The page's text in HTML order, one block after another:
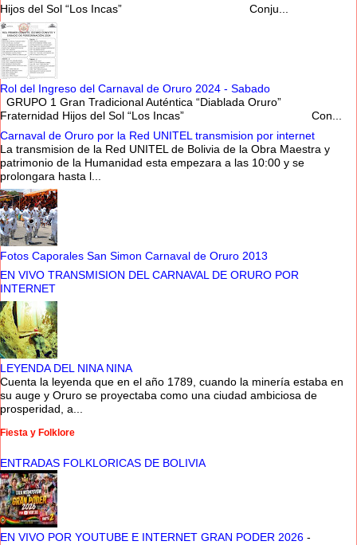
Hijos del Sol “Los Incas” Conju...
Rol del Ingreso del Carnaval de Oruro 2024 - Sabado
GRUPO 1 Gran Tradicional Auténtica “Diablada Oruro”
Fraternidad Hijos del Sol “Los Incas” Con...
Carnaval de Oruro por la Red UNITEL transmision por internet
La transmision de la Red UNITEL de Bolivia de la Obra Maestra y
patrimonio de la Humanidad esta empezara a las 10:00 y se
prolongara hasta l...
Fotos Caporales San Simon Carnaval de Oruro 2013
EN VIVO TRANSMISION DEL CARNAVAL DE ORURO POR
INTERNET
LEYENDA DEL NINA NINA
Cuenta la leyenda que en el año 1789, cuando la minería estaba en
su auge y Oruro se proyectaba como una ciudad ambiciosa de
prosperidad, a...
Fiesta y Folklore
ENTRADAS FOLKLORICAS DE BOLIVIA
EN VIVO POR YOUTUBE E INTERNET GRAN PODER 2026 -